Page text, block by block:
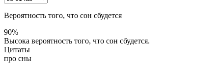
Вероятность того, что сон сбудется
90%
Высока вероятность того, что сон сбудется.
Цитаты
про сны